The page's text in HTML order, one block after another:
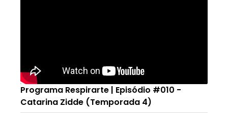
Programa Respirarte | Episódio #010 -
Catarina Zidde (Temporada 4)